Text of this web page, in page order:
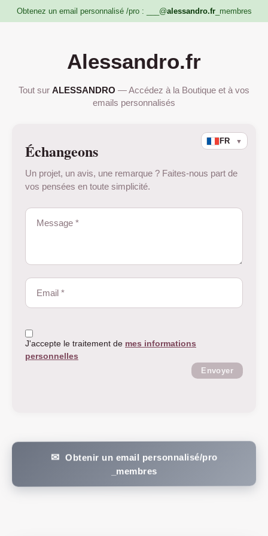
Obtenez un email personnalisé /pro : ___@alessandro.fr_membres
Alessandro.fr
Tout sur ALESSANDRO — Accédez à la Boutique et à vos
emails personnalisés
FR ▼
Échangeons
Un projet, un avis, une remarque ? Faites-nous part de
vos pensées en toute simplicité.
J'accepte le traitement de mes informations
personnelles
Envoyer
Obtenir un email personnalisé/pro
_membres